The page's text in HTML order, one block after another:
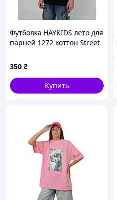
Футболка HAYKIDS лето для
парней 1272 коттон Street
350 ₴
Купить